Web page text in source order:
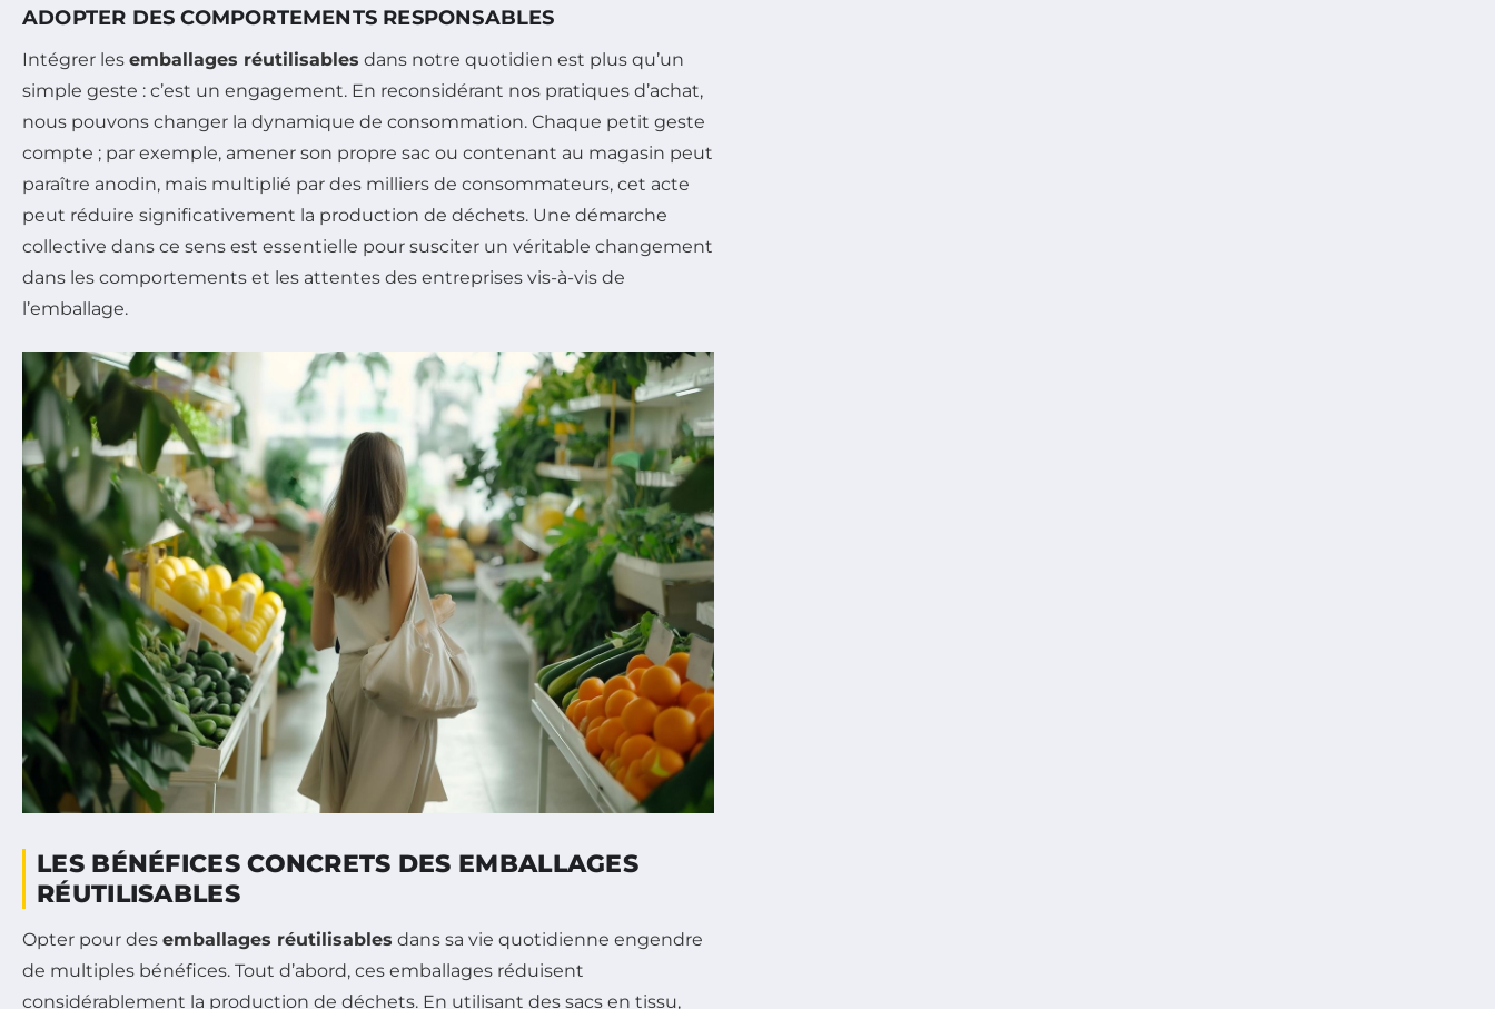
ADOPTER DES COMPORTEMENTS RESPONSABLES
Intégrer les emballages réutilisables dans notre quotidien est plus qu’un
simple geste : c’est un engagement. En reconsidérant nos pratiques d’achat,
nous pouvons changer la dynamique de consommation. Chaque petit geste
compte ; par exemple, amener son propre sac ou contenant au magasin peut
paraître anodin, mais multiplié par des milliers de consommateurs, cet acte
peut réduire significativement la production de déchets. Une démarche
collective dans ce sens est essentielle pour susciter un véritable changement
dans les comportements et les attentes des entreprises vis-à-vis de
l’emballage.
LES BÉNÉFICES CONCRETS DES EMBALLAGES
RÉUTILISABLES
Opter pour des emballages réutilisables dans sa vie quotidienne engendre
de multiples bénéfices. Tout d’abord, ces emballages réduisent
considérablement la production de déchets. En utilisant des sacs en tissu,